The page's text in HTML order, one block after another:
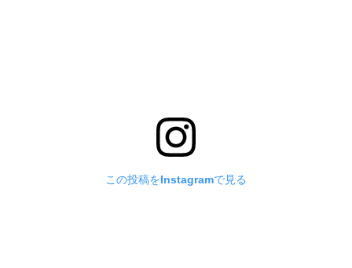
この投稿をInstagramで見る